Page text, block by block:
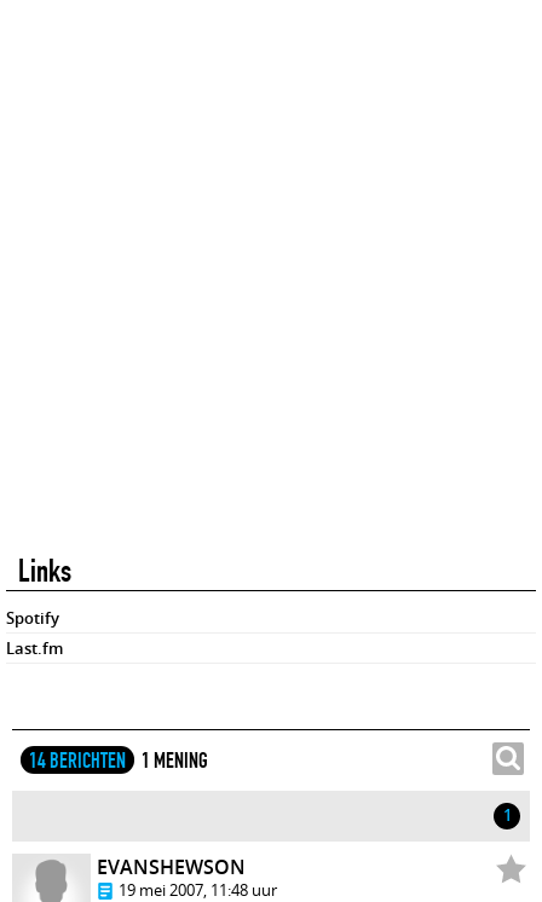
Links
Spotify
Last.fm
14 BERICHTEN 1 MENING
1
EVANSHEWSON
19 mei 2007, 11:48 uur